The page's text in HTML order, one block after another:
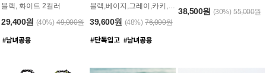
블랙, 화이트 2컬러
29,400원 (40%) 49,000원
블랙,베이지,그레이,카키,핑크,화이트
39,600원 (48%) 76,000원
38,500원 (30%) 55,000원